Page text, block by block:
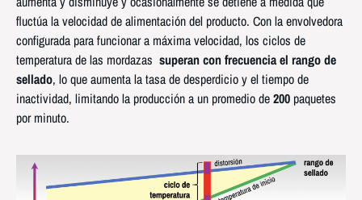
fluctúa la velocidad de alimentación del producto. Con la envolvedora
configurada para funcionar a máxima velocidad, los ciclos de
temperatura de las mordazas superan con frecuencia el rango de
sellado, lo que aumenta la tasa de desperdicio y el tiempo de
inactividad, limitando la producción a un promedio de200 paquetes
por minuto.